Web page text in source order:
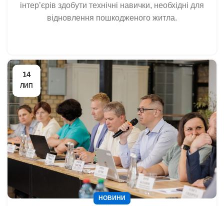
інтер’єрів здобути технічні навички, необхідні для
відновлення пошкодженого житла.
14
ЛИП
НОВИНИ